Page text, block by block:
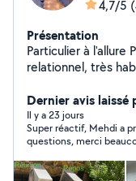
4,7/5
Présentation
Particulier à l'allure
relationnel, très
Electroménager,
électrique,
d'expérience.
Dernier avis laissé
Il y a 23 jours
Super réactif, Mehdi a
questions, merci